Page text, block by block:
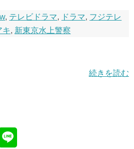
, テレビドラマ, ドラマ, フジテレ
キ, 新東京水上警察
続きを読む